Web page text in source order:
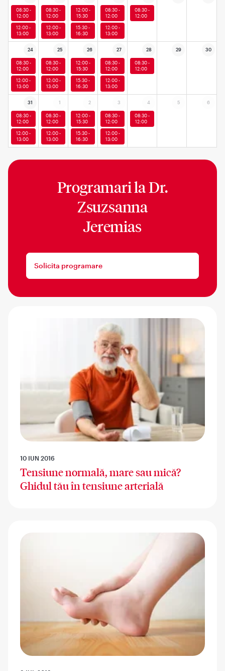
08:30 -
12:00
08:30 -
12:00
12:00 -
15:30
08:30 -
12:00
08:30 -
12:00
12:00 -
13:00
12:00 -
13:00
15:30 -
16:30
12:00 -
13:00
24 25 26 27 28 29 30
08:30 -
12:00
08:30 -
12:00
12:00 -
15:30
08:30 -
12:00
08:30 -
12:00
12:00 -
13:00
12:00 -
13:00
15:30 -
16:30
12:00 -
13:00
31 1 2 3 4 5 6
08:30 -
12:00
08:30 -
12:00
12:00 -
15:30
08:30 -
12:00
08:30 -
12:00
12:00 -
13:00
12:00 -
13:00
15:30 -
16:30
12:00 -
13:00
Programari laDr.
Zsuzsanna
Jeremias
Solicita programare
10 IUN 2016
Tensiune normală, mare sau mică?
Ghidul tău în tensiune arterială